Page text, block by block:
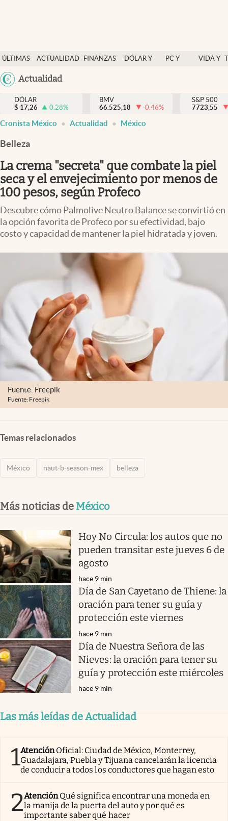
ÚLTIMAS
NOTICIAS
ACTUALIDAD
FINANZAS
DÓLAR Y
PC Y
VIDA Y
México
Actualidad
Actualidad
Finanzas y economía
Dólar y mercados
Pc y celular
Vida y estilo
Tv
Clima
Espiritualidad
abre en nueva pestaña
México
DÓLAR
$ 17,26 0.28%
BMV
66.525,18
-0.46%
S&P 500
7723,55
Cronista México Actualidad México
Belleza
La crema "secreta" que combate la piel
seca y el envejecimiento por menos de
100 pesos, según Profeco
Descubre cómo Palmolive Neutro Balance se convirtió en
la opción favorita de Profeco por su efectividad, bajo
costo y capacidad de mantener la piel hidratada y joven.
Fuente: Freepik
Fuente: Freepik
Temas relacionados
México naut-b-season-mex belleza
Más noticias de México
Hoy No Circula: los autos que no
pueden transitar este jueves 6 de
agosto
hace 9 min
Día de San Cayetano de Thiene: la
oración para tener su guía y
protección este viernes
hace 9 min
Día de Nuestra Señora de las
Nieves: la oración para tener su
guía y protección este miércoles
hace 9 min
Las más leídas de Actualidad
1AtenciónOficial: Ciudad de México, Monterrey,
Guadalajara, Puebla y Tijuana cancelarán la licencia
de conducir a todos los conductores que hagan esto
2AtenciónQué significa encontrar una moneda en
la manija de la puerta del auto y por qué es
importante saber qué hacer